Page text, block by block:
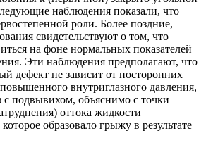
наблюдения показали, что
роли. Более поздние,
свидетельствуют о том, что
на фоне нормальных показателей
Эти наблюдения предполагают, что
дефект не зависит от посторонних
внутриглазного давления,
с подвывихом, объяснимо с точки
оттока жидкости
образовало грыжу в результате